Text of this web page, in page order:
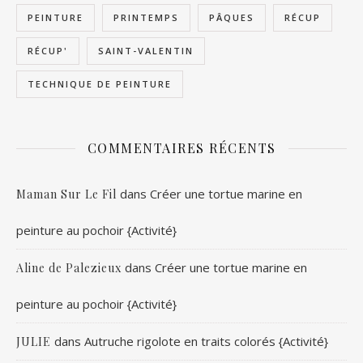
PEINTURE PRINTEMPS PÂQUES RÉCUP
RÉCUP' SAINT-VALENTIN
TECHNIQUE DE PEINTURE
COMMENTAIRES RÉCENTS
Maman Sur Le Fil dans Créer une tortue marine en
peinture au pochoir {Activité}
Aline de Palezieux dans Créer une tortue marine en
peinture au pochoir {Activité}
JULIE dans Autruche rigolote en traits colorés {Activité}